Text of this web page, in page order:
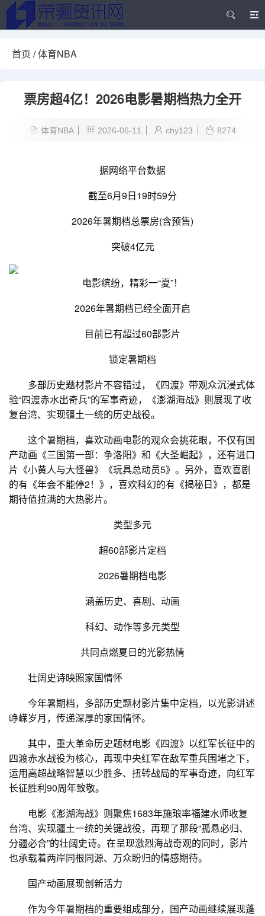
首页 /体育NBA
票房超4亿！2026电影暑期档热力全开
体育NBA 2026-06-11 chy123 8274
据网络平台数据
截至6月9日19时59分
2026年暑期档总票房(含预售)
突破4亿元
电影缤纷，精彩一“夏”！
2026年暑期档已经全面开启
目前已有超过60部影片
锁定暑期档
多部历史题材影片不容错过，《四渡》带观众沉浸式体
验“四渡赤水出奇兵”的军事奇迹，《澎湖海战》则展现了收
复台湾、实现疆土一统的历史战役。
这个暑期档，喜欢动画电影的观众会挑花眼，不仅有国
产动画《三国第一部：争洛阳》和《大圣崛起》，还有进口
片《小黄人与大怪兽》《玩具总动员5》。另外，喜欢喜剧
的有《年会不能停2！》，喜欢科幻的有《揭秘日》，都是
期待值拉满的大热影片。
类型多元
超60部影片定档
2026暑期档电影
涵盖历史、喜剧、动画
科幻、动作等多元类型
共同点燃夏日的光影热情
壮阔史诗映照家国情怀
今年暑期档，多部历史题材影片集中定档，以光影讲述
峥嵘岁月，传递深厚的家国情怀。
其中，重大革命历史题材电影《四渡》以红军长征中的
四渡赤水战役为核心，再现中央红军在敌军重兵围堵之下，
运用高超战略智慧以少胜多、扭转战局的军事奇迹，向红军
长征胜利90周年致敬。
电影《澎湖海战》则聚焦1683年施琅率福建水师收复
台湾、实现疆土一统的关键战役，再现了那段“孤悬必归、
分疆必合”的壮阔史诗。在呈现激烈海战奇观的同时，影片
也承载着两岸同根同源、万众盼归的情感期待。
国产动画展现创新活力
作为今年暑期档的重要组成部分，国产动画继续展现蓬